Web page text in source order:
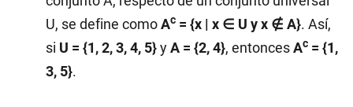
U, se define comoAc = {x | x ∈ U y x ∉ A}. Así,
si U = {1, 2, 3, 4, 5}yA = {2, 4}, entoncesAc = {1,
3, 5}.